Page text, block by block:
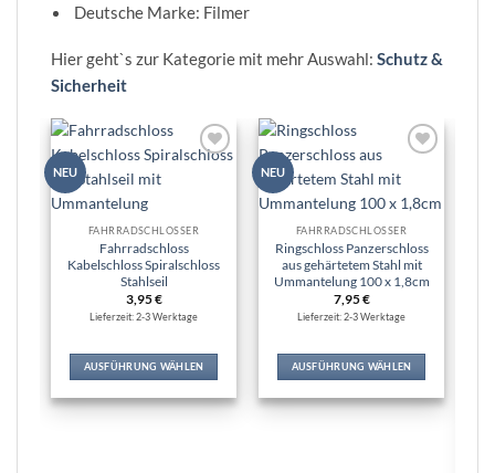
Deutsche Marke: Filmer
Hier geht`s zur Kategorie mit mehr Auswahl: Schutz &
Sicherheit
NEU
FAHRRADSCHLÖSSER
Fahrradschloss
Kabelschloss Spiralschloss
Stahlseil
3,95€
Lieferzeit: 2-3 Werktage
AUSFÜHRUNG WÄHLEN
Produkt
NEU
Wunschliste
hinzufügen
FAHRRADSCHLÖSSER
Ringschloss Panzerschloss
aus gehärtetem Stahl mit
Ummantelung 100 x 1,8cm
7,95€
Lieferzeit: 2-3 Werktage
AUSFÜHRUNG WÄHLEN
Produkt